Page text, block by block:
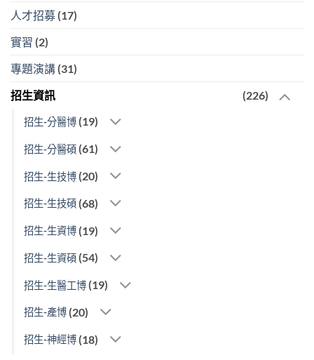
人才招募 (17)
實習 (2)
專題演講 (31)
招生資訊 (226)
招生-分醫博 (19)
招生-分醫碩 (61)
招生-生技博 (20)
招生-生技碩 (68)
招生-生資博 (19)
招生-生資碩 (54)
招生-生醫工博 (19)
招生-產博 (20)
招生-神經博 (18)